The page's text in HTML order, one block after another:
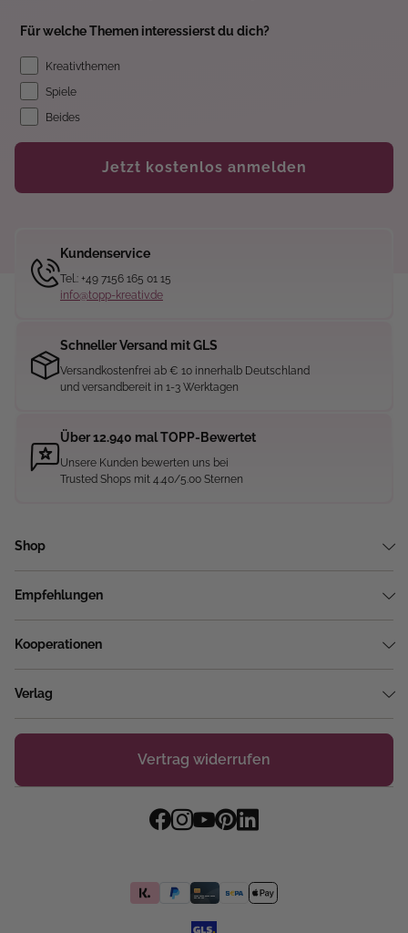
Für welche Themen interessierst du dich?
Kreativthemen
Spiele
Beides
Jetzt kostenlos anmelden
Kundenservice
Tel.: +49 7156 165 01 15
info@topp-kreativ.de
Schneller Versand mit GLS
Versandkostenfrei ab € 10 innerhalb Deutschland
und versandbereit in 1-3 Werktagen
Über 12.940 mal TOPP-Bewertet
Unsere Kunden bewerten uns bei
Trusted Shops mit 4.40/5.00 Sternen
Shop
Empfehlungen
Kooperationen
Verlag
Vertrag widerrufen